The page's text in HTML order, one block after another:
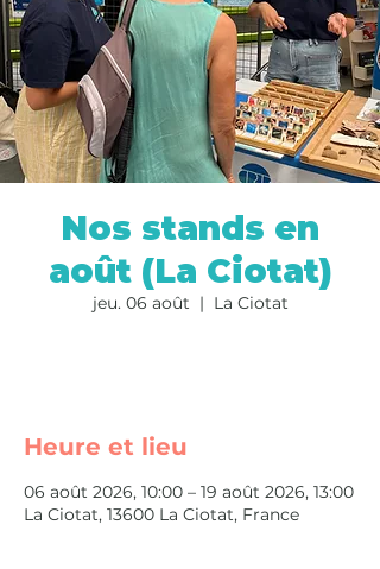
Nos stands en
août (La Ciotat)
jeu. 06 août
  |
La Ciotat
Heure et lieu
06 août 2026, 10:00 – 19 août 2026, 13:00
La Ciotat, 13600 La Ciotat, France